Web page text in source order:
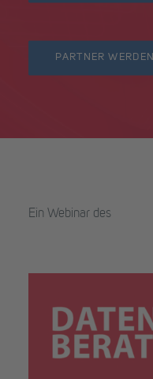
PARTNER WERDEN
Ein Webinar des